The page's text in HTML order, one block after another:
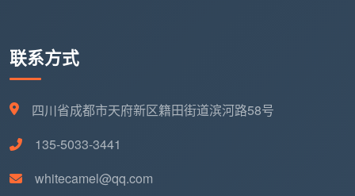
高亮形式单独列出，确保每次检查都不会遗漏这些重
给家庭成员一个“反馈通道” ：天均安洁鼓励家庭客户
在表格末尾设置“业主意见”一栏，业主可以直接在表
上岗前务必先阅读该栏内容。
联系方式
四川省成都市天府新区籍田街道滨河路58号
135-5033-3441
whitecamel@qq.com